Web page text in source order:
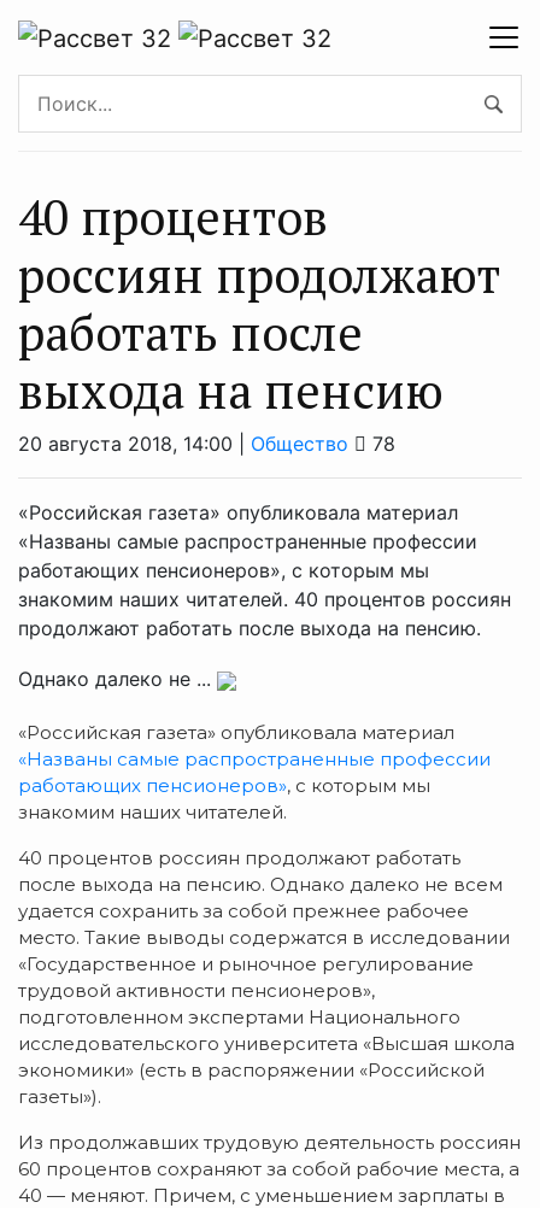
40 процентов
россиян продолжают
работать после
выхода на пенсию
20 августа 2018, 14:00 | Общество 78
«Российская газета» опубликовала материал
«Названы самые распространенные профессии
работающих пенсионеров», с которым мы
знакомим наших читателей. 40 процентов россиян
продолжают работать после выхода на пенсию.
Однако далеко не ...
«Российская газета» опубликовала материал
«Названы самые распространенные профессии
работающих пенсионеров», с которым мы
знакомим наших читателей.
40 процентов россиян продолжают работать
после выхода на пенсию. Однако далеко не всем
удается сохранить за собой прежнее рабочее
место. Такие выводы содержатся в исследовании
«Государственное и рыночное регулирование
трудовой активности пенсионеров»,
подготовленном экспертами Национального
исследовательского университета «Высшая школа
экономики» (есть в распоряжении «Российской
газеты»).
Из продолжавших трудовую деятельность россиян
60 процентов сохраняют за собой рабочие места, а
40 — меняют. Причем, с уменьшением зарплаты в